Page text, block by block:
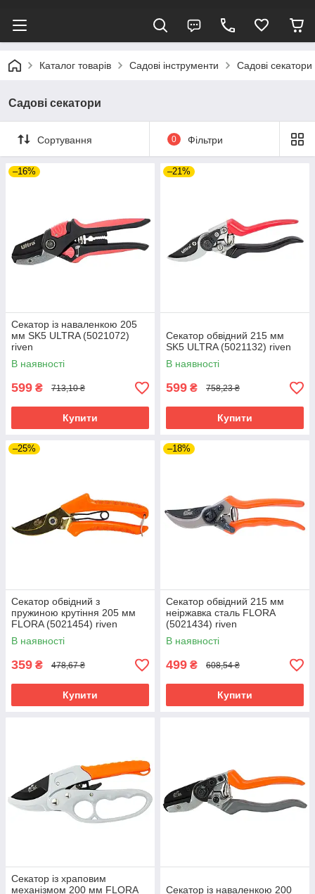
Каталог товарів Садові інструменти Садові секатори
Садові секатори
Сортування 0 Фільтри
–16%
Секатор із наваленкою 205
мм SK5 ULTRA (5021072)
riven
В наявності
599 ₴ 713,10 ₴
Купити
–21%
Секатор обвідний 215 мм
SK5 ULTRA (5021132) riven
В наявності
599 ₴ 758,23 ₴
Купити
–25%
Секатор обвідний з
пружиною крутіння 205 мм
FLORA (5021454) riven
В наявності
359 ₴ 478,67 ₴
Купити
–18%
Секатор обвідний 215 мм
неіржавка сталь FLORA
(5021434) riven
В наявності
499 ₴ 608,54 ₴
Купити
Секатор із храповим
механізмом 200 мм FLORA
Секатор із наваленкою 200